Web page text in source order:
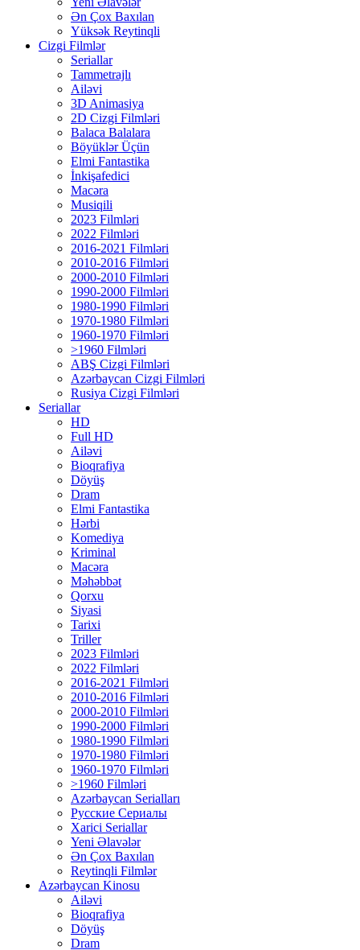
Ən Çox Baxılan
Yüksək Reytinqli
Cizgi Filmlər
Seriallar
Tammetrajlı
Ailəvi
3D Animasiya
2D Cizgi Filmləri
Balaca Balalara
Böyüklər Üçün
Elmi Fantastika
İnkişafedici
Macəra
Musiqili
2023 Filmləri
2022 Filmləri
2016-2021 Filmləri
2010-2016 Filmləri
2000-2010 Filmləri
1990-2000 Filmləri
1980-1990 Filmləri
1970-1980 Filmləri
1960-1970 Filmləri
>1960 Filmləri
ABŞ Cizgi Filmləri
Azərbaycan Cizgi Filmləri
Rusiya Cizgi Filmləri
Seriallar
HD
Full HD
Ailəvi
Bioqrafiya
Döyüş
Dram
Elmi Fantastika
Hərbi
Komediya
Kriminal
Macəra
Məhəbbət
Qorxu
Siyasi
Tarixi
Triller
2023 Filmləri
2022 Filmləri
2016-2021 Filmləri
2010-2016 Filmləri
2000-2010 Filmləri
1990-2000 Filmləri
1980-1990 Filmləri
1970-1980 Filmləri
1960-1970 Filmləri
>1960 Filmləri
Azərbaycan Serialları
Русские Сериалы
Xarici Seriallar
Yeni Əlavələr
Ən Çox Baxılan
Reytinqli Filmlər
Azərbaycan Kinosu
Ailəvi
Bioqrafiya
Döyüş
Dram